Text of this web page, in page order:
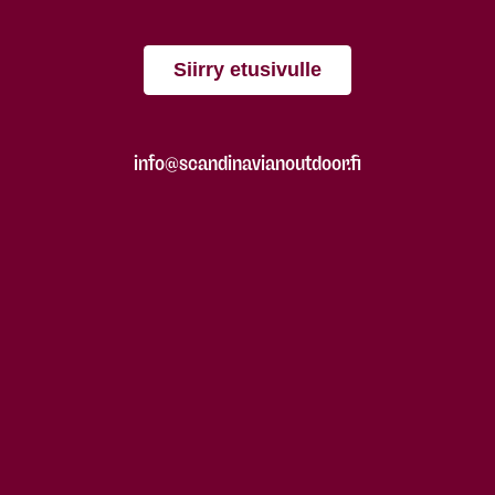
Siirry etusivulle
info@scandinavianoutdoor.fi